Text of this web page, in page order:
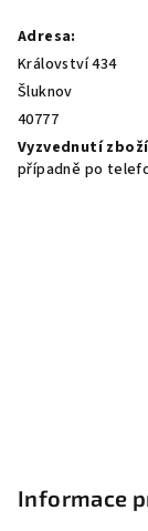
Adresa:
Království 434
Šluknov
40777
Vyzvednutí zboží
případně po
Informace